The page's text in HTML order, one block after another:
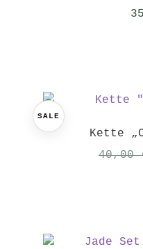
SALE
Kette
40,00